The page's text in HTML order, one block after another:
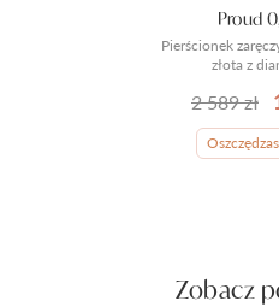
Pierścionek
złota z
Proud
2 589 zł
Zobacz